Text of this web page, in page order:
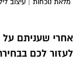
מלאת נוכחות | עיצוב
אחרי שעניתם על
לעזור לכם